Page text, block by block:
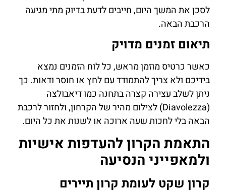
לסכן את המשך היום, חייבים לדעת בדיוק מתי מגיעה
הרכבת הבאה.
תיאום זמנים מדויק
כאשר כרטיס מוזמן מראש, כל לוח הזמנים נמצא
בידיכם ולא צריך להתמודד עם לחץ או חוסר ודאות. כך
ניתן לשלב עצירה קצרה בתחנה כמו דיאבולצה
(Diavolezza) לצילום מהיר של הקרחון, ולחזור לרכבת
הבאה בלי לחכות שעה ארוכה או לשנות את כל היום.
התאמת הקרון להעדפות אישיות
ולמאפייני הנסיעה
קרון שקט לעומת קרון תיירים